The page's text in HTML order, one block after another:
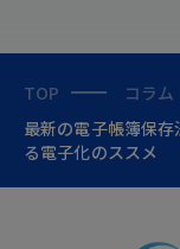
TOP
コラム
最新の電子帳簿保
る電子化のススメ